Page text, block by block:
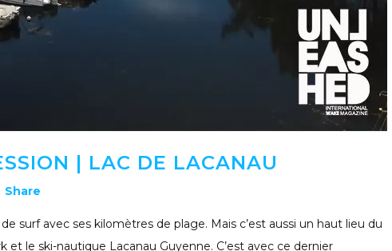
| LAC DE LACANAU
Share
surf avec ses kilomètres de plage. Mais c’est aussi un haut lieu du
et le ski-nautique Lacanau Guyenne. C’est avec ce dernier